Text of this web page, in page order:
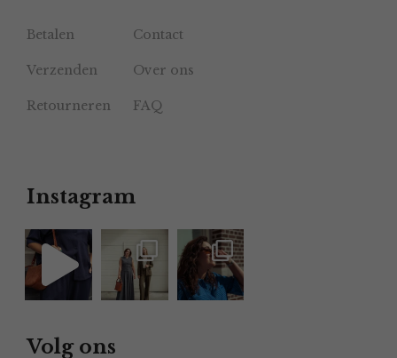
Betalen Contact
Verzenden Over ons
Retourneren FAQ
Instagram
Volg ons